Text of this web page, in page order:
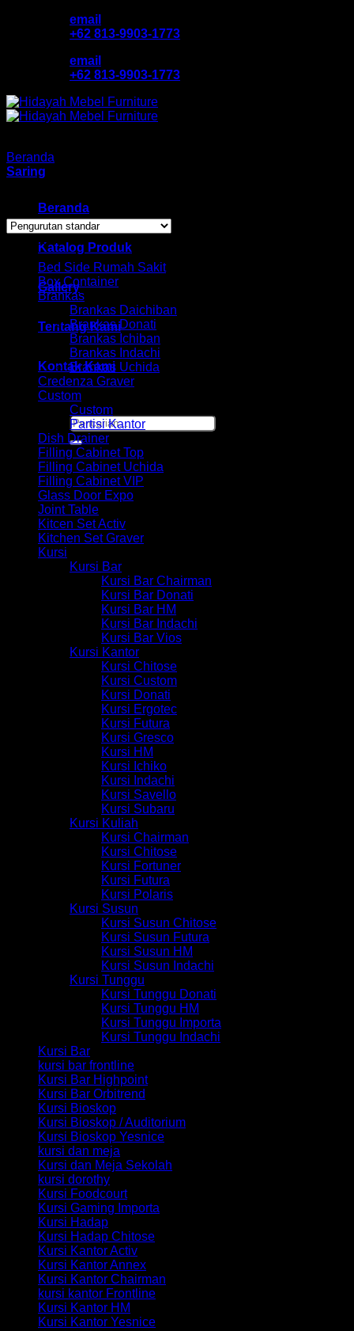
email
+62 813-9903-1773
email
+62 813-9903-1773
Beranda
Katalog Produk
Gallery
Tentang Kami
Kontak Kami
Pencarian
untuk:
Beranda
Saring
Browse
Bed Side Rumah Sakit
Box Container
Brankas
Brankas Daichiban
Brankas Donati
Brankas Ichiban
Brankas Indachi
Brankas Uchida
Credenza Graver
Custom
Custom
Partisi Kantor
Dish Drainer
Filling Cabinet Top
Filling Cabinet Uchida
Filling Cabinet VIP
Glass Door Expo
Joint Table
Kitcen Set Activ
Kitchen Set Graver
Kursi
Kursi Bar
Kursi Bar Chairman
Kursi Bar Donati
Kursi Bar HM
Kursi Bar Indachi
Kursi Bar Vios
Kursi Kantor
Kursi Chitose
Kursi Custom
Kursi Donati
Kursi Ergotec
Kursi Futura
Kursi Gresco
Kursi HM
Kursi Ichiko
Kursi Indachi
Kursi Savello
Kursi Subaru
Kursi Kuliah
Kursi Chairman
Kursi Chitose
Kursi Fortuner
Kursi Futura
Kursi Polaris
Kursi Susun
Kursi Susun Chitose
Kursi Susun Futura
Kursi Susun HM
Kursi Susun Indachi
Kursi Tunggu
Kursi Tunggu Donati
Kursi Tunggu HM
Kursi Tunggu Importa
Kursi Tunggu Indachi
Kursi Bar
kursi bar frontline
Kursi Bar Highpoint
Kursi Bar Orbitrend
Kursi Bioskop
Kursi Bioskop / Auditorium
Kursi Bioskop Yesnice
kursi dan meja
Kursi dan Meja Sekolah
kursi dorothy
Kursi Foodcourt
Kursi Gaming Importa
Kursi Hadap
Kursi Hadap Chitose
Kursi Kantor Activ
Kursi Kantor Annex
Kursi Kantor Chairman
kursi kantor Frontline
Kursi Kantor HM
Kursi Kantor Yesnice